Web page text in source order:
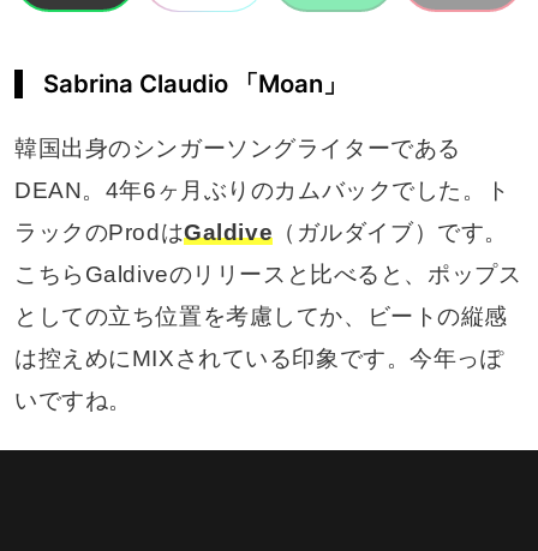
Sabrina Claudio 「Moan」
韓国出身のシンガーソングライターである
DEAN。4年6ヶ月ぶりのカムバックでした。ト
ラックのProdはGaldive （ガルダイブ）です。
こちらGaldiveのリリースと比べると、ポップス
としての立ち位置を考慮してか、ビートの縦感
は控えめにMIXされている印象です。今年っぽ
いですね。